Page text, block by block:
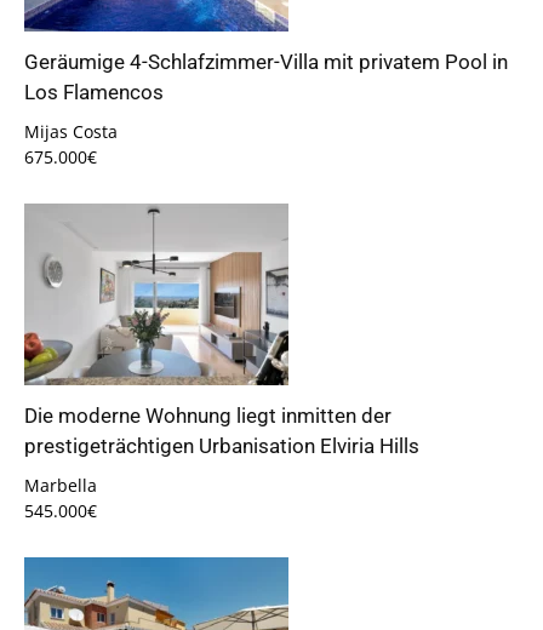
Geräumige 4-Schlafzimmer-Villa mit privatem Pool in
Los Flamencos
Mijas Costa
675.000€
Die moderne Wohnung liegt inmitten der
prestigeträchtigen Urbanisation Elviria Hills
Marbella
545.000€